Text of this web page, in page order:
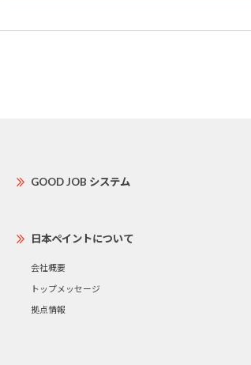
GOOD JOB システム
日本ペイントについて
会社概要
トップメッセージ
拠点情報